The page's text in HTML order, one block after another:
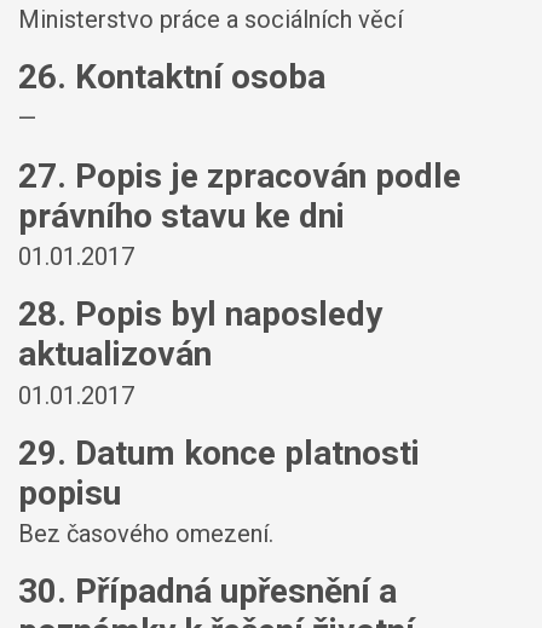
Ministerstvo práce a sociálních věcí
26. Kontaktní osoba
—
27. Popis je zpracován podle
právního stavu ke dni
01.01.2017
28. Popis byl naposledy
aktualizován
01.01.2017
29. Datum konce platnosti
popisu
Bez časového omezení.
30. Případná upřesnění a